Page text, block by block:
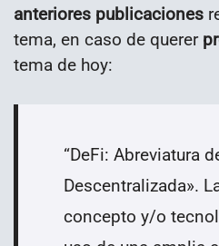
anteriores publicaciones
tema, en caso de querer
tema de hoy:
“DeFi: Abreviatura
Descentralizada».
concepto y/o